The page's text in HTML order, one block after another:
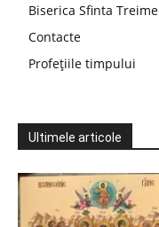
Biserica Sfinta Treime
Contacte
Profețiile timpului
Ultimele articole